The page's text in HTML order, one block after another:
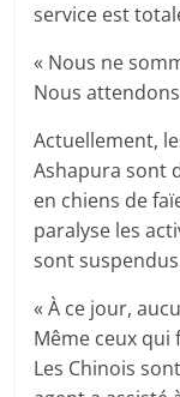
service est
« Nous ne
Nous
Actuellement,
Ashapura sont
en chiens de
paralyse les
sont
« À ce jour,
Même ceux qui
Les Chinois